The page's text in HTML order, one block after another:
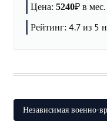
Цена: 5240₽ в мес.
Рейтинг: 4.7 из 5
Независимая военно-